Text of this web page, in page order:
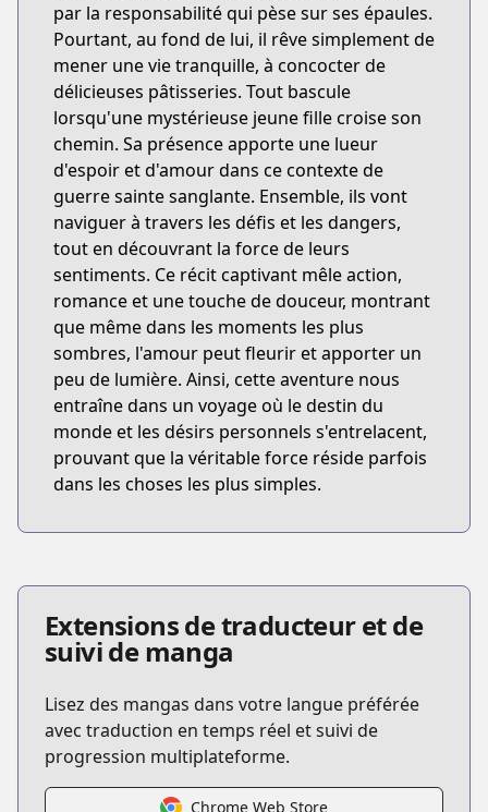
par la responsabilité qui pèse sur ses épaules.
Pourtant, au fond de lui, il rêve simplement de
mener une vie tranquille, à concocter de
délicieuses pâtisseries. Tout bascule
lorsqu'une mystérieuse jeune fille croise son
chemin. Sa présence apporte une lueur
d'espoir et d'amour dans ce contexte de
guerre sainte sanglante. Ensemble, ils vont
naviguer à travers les défis et les dangers,
tout en découvrant la force de leurs
sentiments. Ce récit captivant mêle action,
romance et une touche de douceur, montrant
que même dans les moments les plus
sombres, l'amour peut fleurir et apporter un
peu de lumière. Ainsi, cette aventure nous
entraîne dans un voyage où le destin du
monde et les désirs personnels s'entrelacent,
prouvant que la véritable force réside parfois
dans les choses les plus simples.
Extensions de traducteur et de
suivi de manga
Lisez des mangas dans votre langue préférée
avec traduction en temps réel et suivi de
progression multiplateforme.
Chrome Web Store